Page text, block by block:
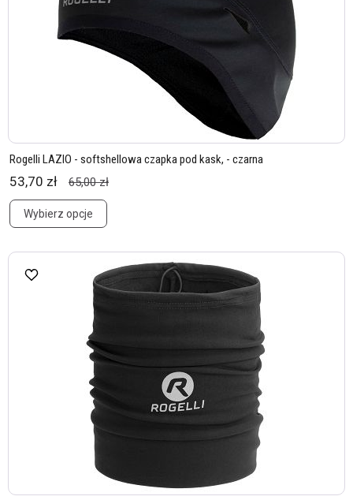
Rogelli LAZIO - softshellowa czapka pod kask, - czarna
53,70 zł 65,00 zł
Wybierz opcje